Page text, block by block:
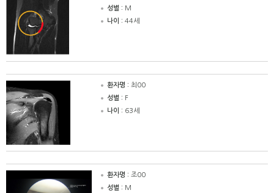
성별 : M
나이 : 44세
환자명 : 최00
성별 : F
나이 : 63세
환자명 : 조00
성별 : M